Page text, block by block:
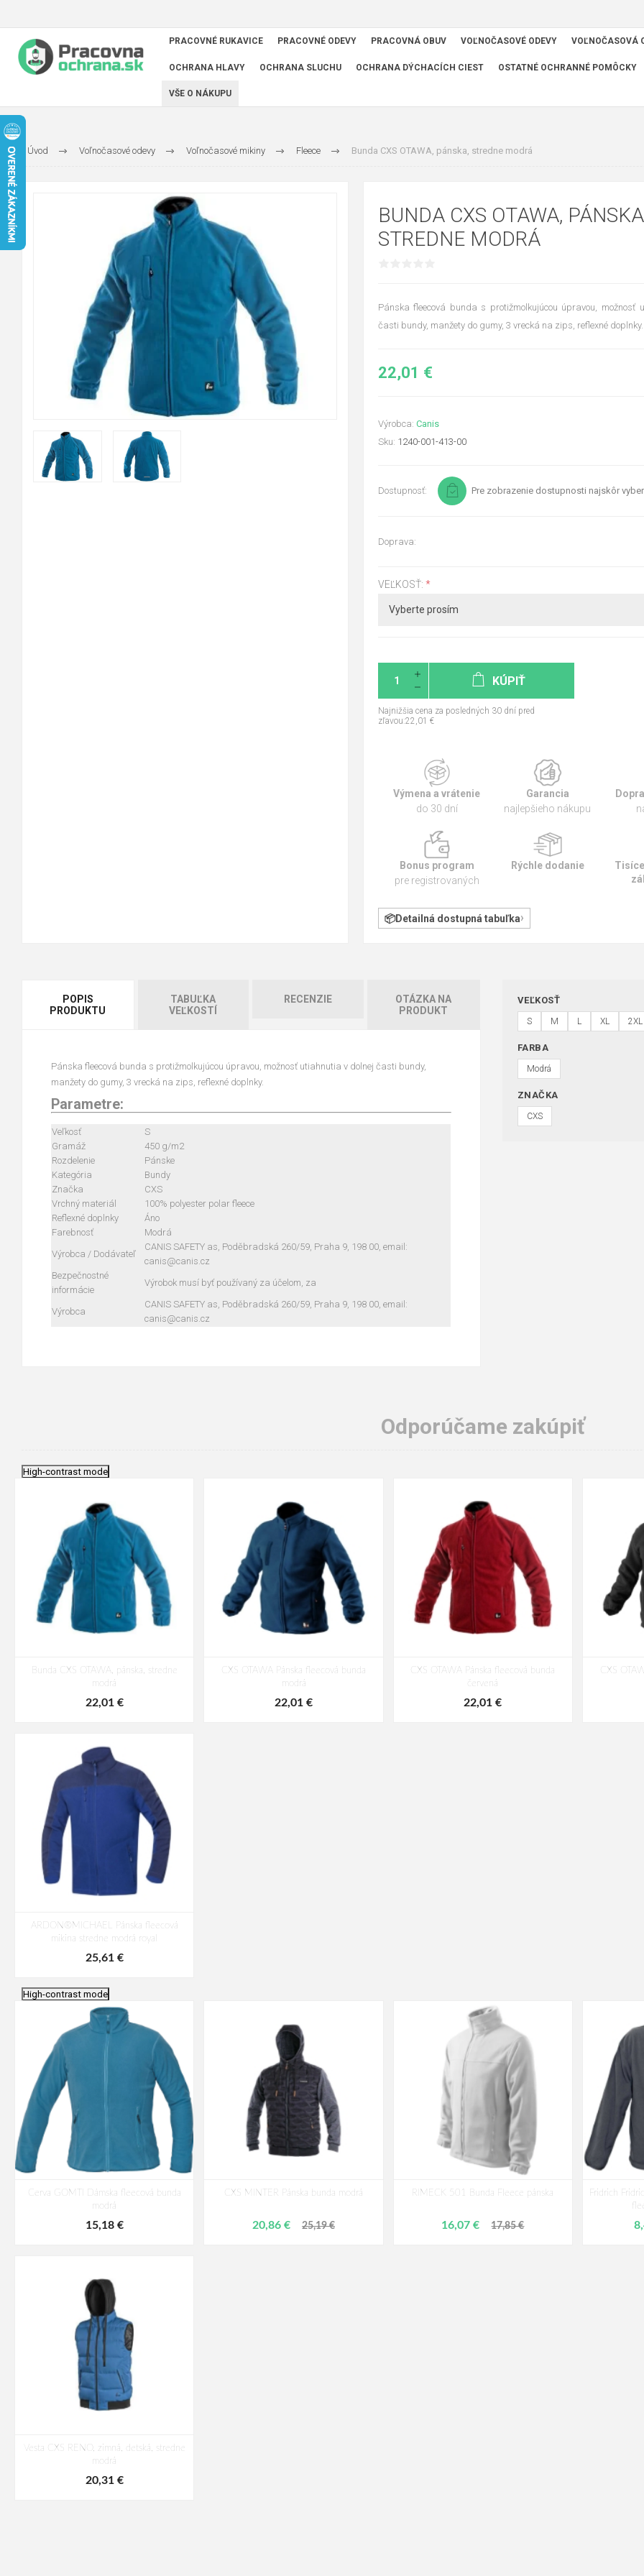
PRACOVNÉ RUKAVICE PRACOVNÉ ODEVY PRACOVNÁ OBUV VOĽNOČASOVÉ ODEVY VOĽNOČASOVÁ
OCHRANA HLAVY OCHRANA SLUCHU OCHRANA DÝCHACÍCH CIEST OSTATNÉ OCHRANNÉ POMÔCKY
VŠE O NÁKUPU
Úvod Voľnočasové odevy Voľnočasové mikiny Fleece Bunda CXS OTAWA, pánska, stredne modrá
BUNDA CXS OTAWA,
STREDNE MODRÁ
Pánska fleecová bunda s protižmolkujúcou úpravou, možnosť
časti bundy, manžety do gumy, 3 vrecká na zips, reflexné doplnky.
22,01 €
Výrobca: Canis
Sku: 1240-001-413-00
Dostupnosť: Pre zobrazenie dostupnosti najskôr
Doprava:
VEĽKOSŤ: *
KÚPIŤ
Najnižšia cena za posledných 30 dní pred
zľavou:22,01 €
Výmena a vrátenie
do 30 dní
Garancia
najlepšieho nákupu
Bonus program
pre registrovaných
Rýchle dodanie
Detailná dostupná tabuľka
POPIS
PRODUKTU
TABUĽKA
VEĽKOSTÍ
RECENZIE
OTÁZKA NA
PRODUKT
Pánska fleecová bunda s protižmolkujúcou úpravou, možnosť utiahnutia v dolnej časti bundy,
manžety do gumy, 3 vrecká na zips, reflexné doplnky.
Parametre:
Veľkosť
S
Gramáž
450 g/m2
Rozdelenie
Pánske
Kategória
Bundy
Značka
CXS
Vrchný materiál
100% polyester polar fleece
Reflexné doplnky
Áno
Farebnosť
Modrá
Výrobca / Dodávateľ
CANIS SAFETY as, Poděbradská 260/59, Praha 9, 198 00, email:
canis@canis.cz
Bezpečnostné
informácie
Výrobok musí byť používaný za účelom, za
Výrobca
CANIS SAFETY as, Poděbradská 260/59, Praha 9, 198 00, email:
canis@canis.cz
VEĽKOSŤ
S M L XL 2XL
FARBA
Modrá
ZNAČKA
CXS
Odporúčame zakúpiť
High-contrast mode
Bunda CXS OTAWA, pánska, stredne
modrá
22,01 €
CXS OTAWA Pánska fleecová bunda
modrá
22,01 €
CXS OTAWA Pánska fleecová bunda
červená
22,01 €
CXS
ARDON®MICHAEL Pánska fleecová
mikina stredne modrá royal
25,61 €
High-contrast mode
Cerva GOMTI Dámska fleecová bunda
modrá
15,18 €
CXS MINTER Pánska bunda modrá
20,86 € 25,19 €
RIMECK 501 Bunda Fleece pánska
16,07 € 17,85 €
Fridrich
Vesta CXS RENO, zimná, detská, stredne
modrá
20,31 €